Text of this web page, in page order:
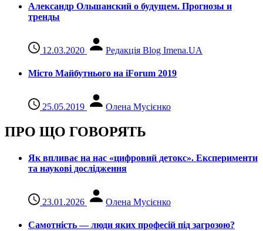
Александр Ольшанский о будущем. Прогнозы и
тренды
12.03.2020 Редакція Blog Imena.UA
Місто Майбутнього на iForum 2019
25.05.2019 Олена Мусієнко
ПРО ЩО ГОВОРЯТЬ
Як впливає на нас «цифровий детокс». Експерименти
та наукові дослідження
23.01.2026 Олена Мусієнко
Самотність — люди яких професій під загрозою?